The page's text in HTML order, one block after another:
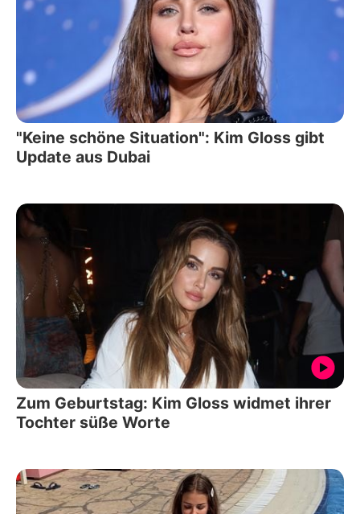
"Keine schöne Situation": Kim Gloss gibt
Update aus Dubai
Zum Geburtstag: Kim Gloss widmet ihrer
Tochter süße Worte